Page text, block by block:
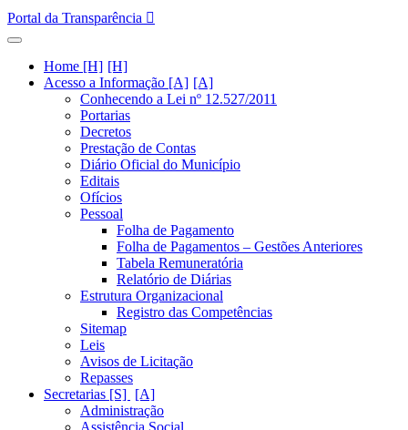
Portal da Transparência
Home [H]
Acesso a Informação [A]
Conhecendo a Lei nº 12.527/2011
Portarias
Decretos
Prestação de Contas
Diário Oficial do Município
Editais
Ofícios
Pessoal
Folha de Pagamento
Folha de Pagamentos – Gestões Anteriores
Tabela Remuneratória
Relatório de Diárias
Estrutura Organizacional
Registro das Competências
Sitemap
Leis
Avisos de Licitação
Repasses
Secretarias [S]
Administração
Assistência Social